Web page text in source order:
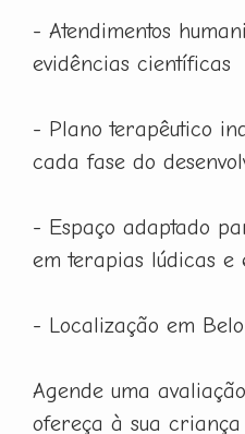
- Atendimentos
evidências científicas
- Plano terapêutico
cada fase do
- Espaço adaptado
em terapias lúdicas e
- Localização em
Agende uma
ofereça à sua